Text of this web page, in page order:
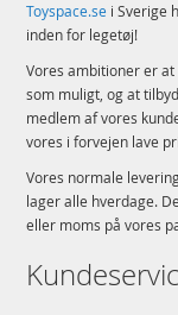
Toyspace.se i Sverige
inden for legetøj!
Vores ambitioner er
som muligt, og at
medlem af vores
vores i forvejen lave
Vores normale
lager alle hverdage.
eller moms på vores